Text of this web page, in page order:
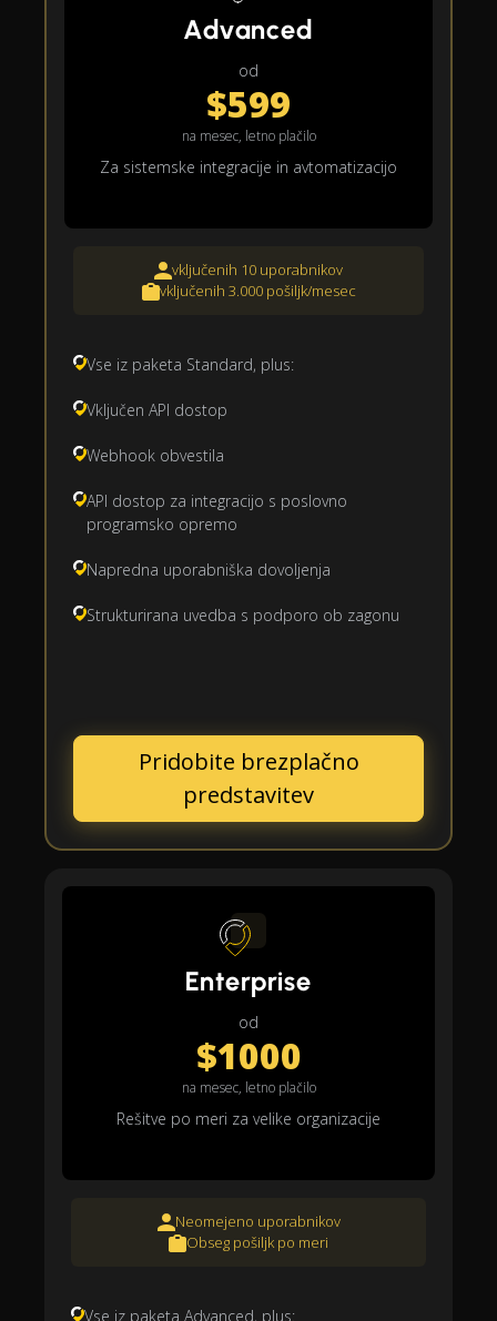
Advanced
od
$599
na mesec, letno plačilo
Za sistemske integracije in avtomatizacijo
vključenih 10 uporabnikov
vključenih 3.000 pošiljk/mesec
Vse iz paketa Standard, plus:
Vključen API dostop
Webhook obvestila
API dostop za integracijo s poslovno
programsko opremo
Napredna uporabniška dovoljenja
Strukturirana uvedba s podporo ob zagonu
Pridobite brezplačno
predstavitev
Enterprise
od
$1000
na mesec, letno plačilo
Rešitve po meri za velike organizacije
Neomejeno uporabnikov
Obseg pošiljk po meri
Vse iz paketa Advanced, plus: